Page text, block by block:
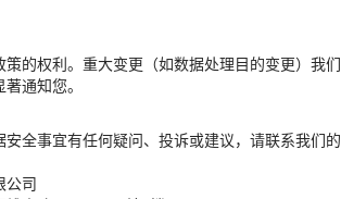
的权利。重大变更（如数据处理目的变更）我们
通知您。
全事宜有任何疑问、投诉或建议，请联系我们的
公司